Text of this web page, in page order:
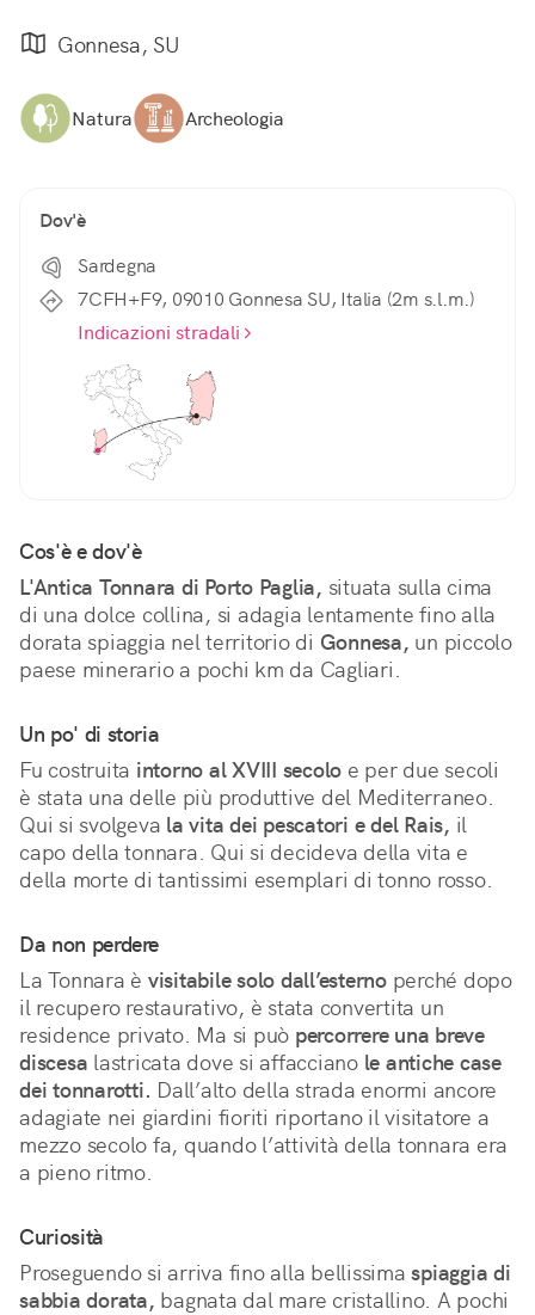
Gonnesa, SU
Natura Archeologia
Dov'è
Sardegna
7CFH+F9, 09010 Gonnesa SU, Italia (2m s.l.m.)
Indicazioni stradali
Cos'è e dov'è
L'Antica Tonnara di Porto Paglia, situata sulla cima
di una dolce collina, si adagia lentamente fino alla
dorata spiaggia nel territorio di Gonnesa, un piccolo
paese minerario a pochi km da Cagliari.
Un po' di storia
Fu costruita intorno al XVIII secolo e per due secoli
è stata una delle più produttive del Mediterraneo.
Qui si svolgeva la vita dei pescatori e del Rais, il
capo della tonnara. Qui si decideva della vita e
della morte di tantissimi esemplari di tonno rosso.
Da non perdere
La Tonnara è visitabile solo dall’esterno perché dopo
il recupero restaurativo, è stata convertita un
residence privato. Ma si può percorrere una breve
discesa lastricata dove si affacciano le antiche case
dei tonnarotti. Dall’alto della strada enormi ancore
adagiate nei giardini fioriti riportano il visitatore a
mezzo secolo fa, quando l’attività della tonnara era
a pieno ritmo.
Curiosità
Proseguendo si arriva fino alla bellissima spiaggia di
sabbia dorata, bagnata dal mare cristallino. A pochi